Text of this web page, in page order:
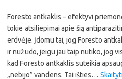
Foresto antkaklis – efektyvi
tokie atsiliepimai apie šią
erdvėje. Įdomu tai, jog Foresto
ir nužudo, jeigu jau taip nutiko, jog
kad Foresto antkaklis suteikia
„nebijo” vandens. Tai išties…